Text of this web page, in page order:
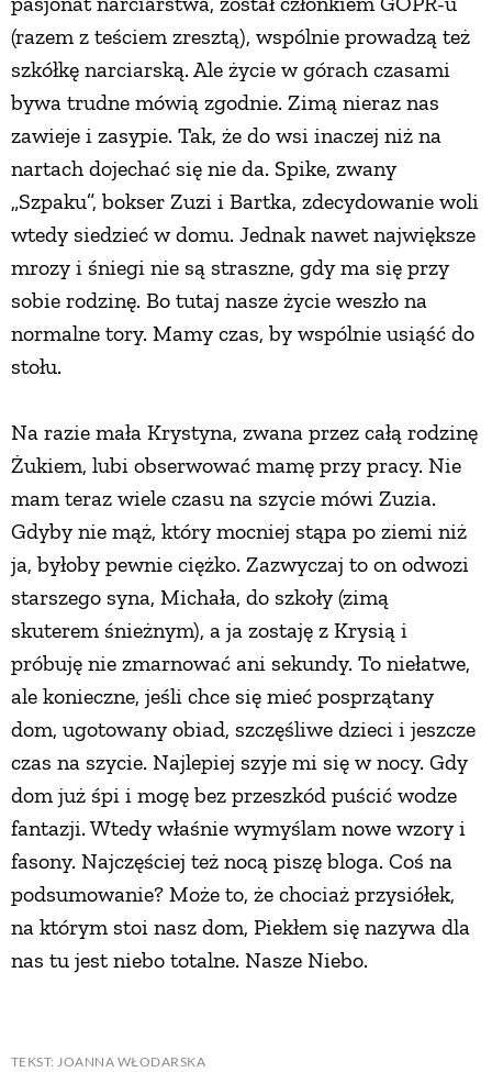
(razem z teściem zresztą), wspólnie prowadzą też
szkółkę narciarską. Ale życie w górach czasami
bywa trudne mówią zgodnie. Zimą nieraz nas
zawieje i zasypie. Tak, że do wsi inaczej niż na
nartach dojechać się nie da. Spike, zwany
„Szpaku”, bokser Zuzi i Bartka, zdecydowanie woli
wtedy siedzieć w domu. Jednak nawet największe
mrozy i śniegi nie są straszne, gdy ma się przy
sobie rodzinę. Bo tutaj nasze życie weszło na
normalne tory. Mamy czas, by wspólnie usiąść do
stołu.
Na razie mała Krystyna, zwana przez całą rodzinę
Żukiem, lubi obserwować mamę przy pracy. Nie
mam teraz wiele czasu na szycie mówi Zuzia.
Gdyby nie mąż, który mocniej stąpa po ziemi niż
ja, byłoby pewnie ciężko. Zazwyczaj to on odwozi
starszego syna, Michała, do szkoły (zimą
skuterem śnieżnym), a ja zostaję z Krysią i
próbuję nie zmarnować ani sekundy. To niełatwe,
ale konieczne, jeśli chce się mieć posprzątany
dom, ugotowany obiad, szczęśliwe dzieci i jeszcze
czas na szycie. Najlepiej szyje mi się w nocy. Gdy
dom już śpi i mogę bez przeszkód puścić wodze
fantazji. Wtedy właśnie wymyślam nowe wzory i
fasony. Najczęściej też nocą piszę bloga. Coś na
podsumowanie? Może to, że chociaż przysiółek,
na którym stoi nasz dom, Piekłem się nazywa dla
nas tu jest niebo totalne. Nasze Niebo.
TEKST: JOANNA WŁODARSKA